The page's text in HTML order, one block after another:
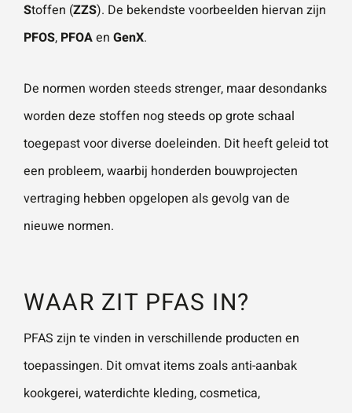
Stoffen (ZZS). De bekendste voorbeelden hiervan zijn
PFOS, PFOAen GenX.
De normen worden steeds strenger, maar desondanks
worden deze stoffen nog steeds op grote schaal
toegepast voor diverse doeleinden. Dit heeft geleid tot
een probleem, waarbij honderden bouwprojecten
vertraging hebben opgelopen als gevolg van de
nieuwe normen.
WAAR ZIT PFAS IN?
PFAS zijn te vinden in verschillende producten en
toepassingen. Dit omvat items zoals anti-aanbak
kookgerei, waterdichte kleding, cosmetica,